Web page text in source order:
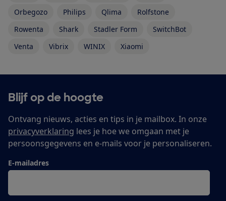
Orbegozo
Philips Qlima
Rolfstone
Rowenta
Shark Stadler Form
SwitchBot
Venta
Vibrix WINIX Xiaomi
Blijf op de hoogte
Ontvang nieuws, acties en tips in je mailbox. In onze
privacyverklaring lees je hoe we omgaan met je
persoonsgegevens en e-mails voor je personaliseren.
E-mailadres